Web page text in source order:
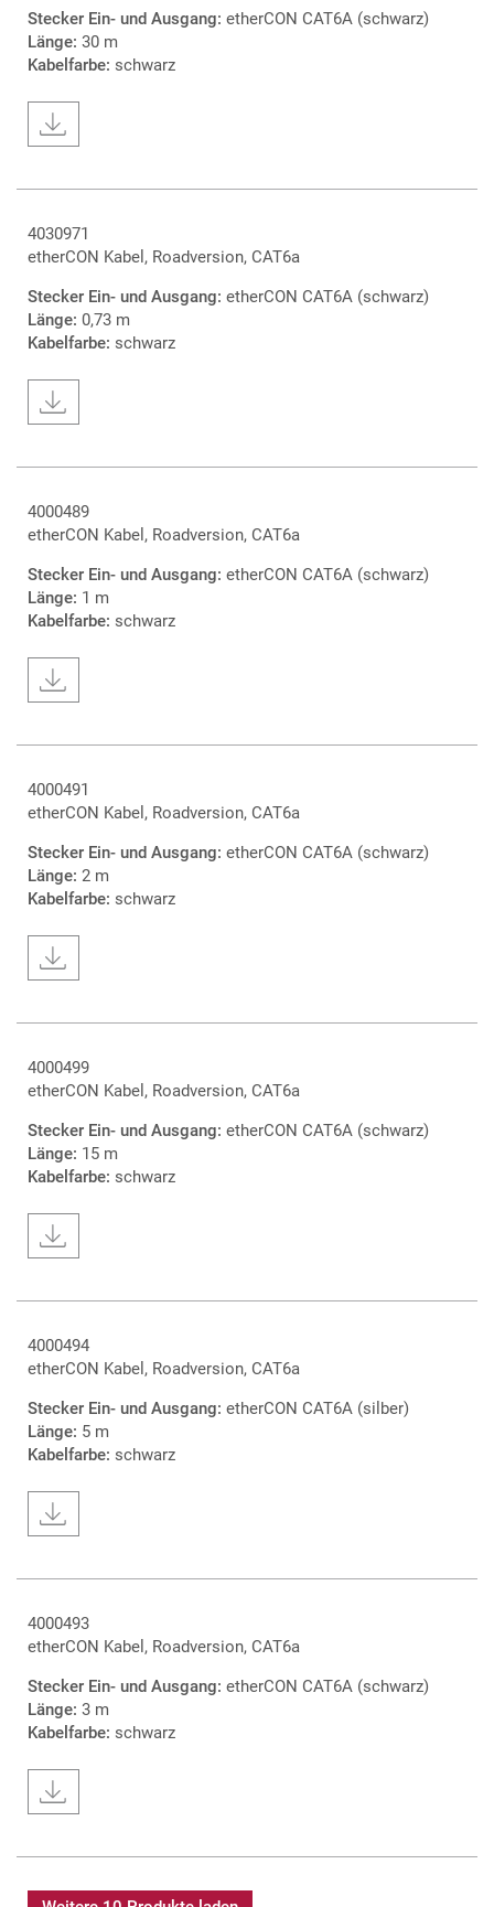
Stecker Ein- und Ausgang: etherCON CAT6A (schwarz)
Länge: 30 m
Kabelfarbe: schwarz
4030971
etherCON Kabel, Roadversion, CAT6a
Stecker Ein- und Ausgang: etherCON CAT6A (schwarz)
Länge: 0,73 m
Kabelfarbe: schwarz
4000489
etherCON Kabel, Roadversion, CAT6a
Stecker Ein- und Ausgang: etherCON CAT6A (schwarz)
Länge: 1 m
Kabelfarbe: schwarz
4000491
etherCON Kabel, Roadversion, CAT6a
Stecker Ein- und Ausgang: etherCON CAT6A (schwarz)
Länge: 2 m
Kabelfarbe: schwarz
4000499
etherCON Kabel, Roadversion, CAT6a
Stecker Ein- und Ausgang: etherCON CAT6A (schwarz)
Länge: 15 m
Kabelfarbe: schwarz
4000494
etherCON Kabel, Roadversion, CAT6a
Stecker Ein- und Ausgang: etherCON CAT6A (silber)
Länge: 5 m
Kabelfarbe: schwarz
4000493
etherCON Kabel, Roadversion, CAT6a
Stecker Ein- und Ausgang: etherCON CAT6A (schwarz)
Länge: 3 m
Kabelfarbe: schwarz